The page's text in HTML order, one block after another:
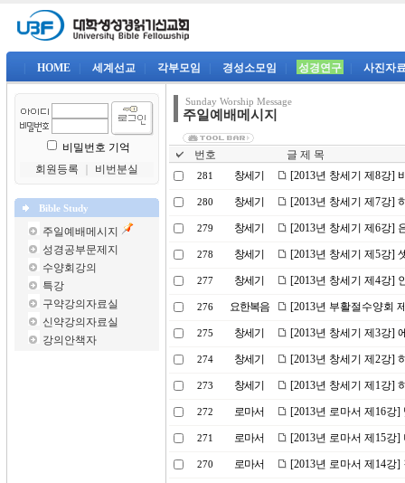
HOME 세계선교 각부모임 경성소모임 성경연구 사진자
비밀번호 기억
회원등록
비번분실
Bible Study
주일예배메시지
성경공부문제지
수양회강의
특강
구약강의자료실
신약강의자료실
강의안책자
Sunday Worship Message
주일예배메시지
번호 글 제 목
281 창세기 [2013년 창세기 제8강]
280 창세기 [2013년 창세기 제7강]
279 창세기 [2013년 창세기 제6강]
278 창세기 [2013년 창세기 제5강]
277 창세기 [2013년 창세기 제4강]
276 요한복음 [2013년 부활절수양회
275 창세기 [2013년 창세기 제3강]
274 창세기 [2013년 창세기 제2강]
273 창세기 [2013년 창세기 제1강]
272 로마서 [2013년 로마서 제16강
271 로마서 [2013년 로마서 제15강
270 로마서 [2013년 로마서 제14강